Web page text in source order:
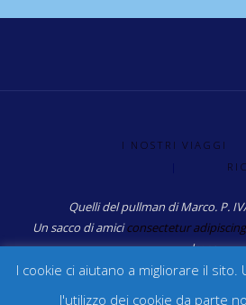
I NOSTRI VIAGGI
Quelli del pullman di Marco. P.
Un sacco di amiciconsectetur adipiscing
da: sg
I cookie ci aiutano a migliorare il sito.
l'utilizzo dei cookie da parte